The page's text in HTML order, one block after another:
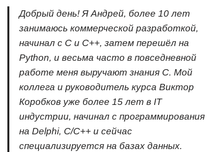
Добрый день! Я Андрей, более 10 лет
занимаюсь коммерческой разработкой,
начинал с C и C++, затем перешёл на
Python, и весьма часто в повседневной
работе меня выручают знания C. Мой
коллега и руководитель курса Виктор
Коробков уже более 15 лет в IT
индустрии, начинал с программирования
на Delphi, C/C++ и сейчас
специализируется на базах данных.